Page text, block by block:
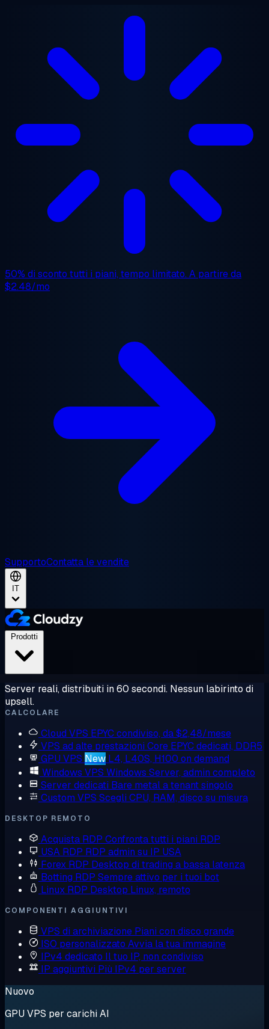
50% di sconto tutti i piani, tempo limitato. A partire da
$2.48/mo
SupportoContatta le vendite
IT
Server reali, distribuiti in 60 secondi. Nessun labirinto di
upsell.
CALCOLARE
Cloud VPS EPYC condiviso, da $2,48/mese
VPS ad alte prestazioni Core EPYC dedicati, DDR5
GPU VPS New L4, L40S, H100 on demand
Windows VPS Windows Server, admin completo
Server dedicati Bare metal a tenant singolo
Custom VPS Scegli CPU, RAM, disco su misura
DESKTOP REMOTO
Acquista RDP Confronta tutti i piani RDP
USA RDP RDP admin su IP USA
Forex RDP Desktop di trading a bassa latenza
Botting RDP Sempre attivo per i tuoi bot
Linux RDP Desktop Linux, remoto
COMPONENTI AGGIUNTIVI
VPS di archiviazione Piani con disco grande
ISO personalizzato Avvia la tua immagine
IPv4 dedicato Il tuo IP, non condiviso
IP aggiuntivi Più IPv4 per server
Nuovo
GPU VPS per carichi AI